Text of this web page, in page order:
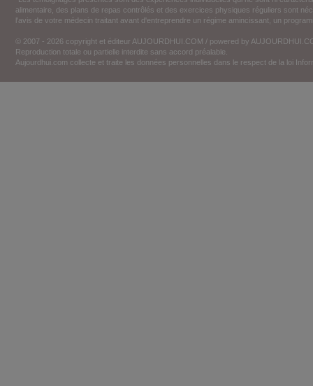
alimentaire, des plans de repas contrôlés et des exercices physiques réguliers sont
l'avis de votre médecin traitant avant d'entreprendre un régime amincissant, un
© 2007 - 2026 copyright et éditeur AUJOURDHUI.COM / powered by
Reproduction totale ou partielle interdite sans accord préalable.
Aujourdhui.com collecte et traite les données personnelles dans le respect de la loi